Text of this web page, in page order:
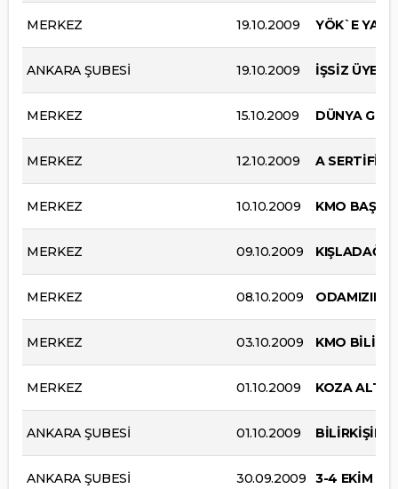
MERKEZ 19.10.2009 YÖK`E YAZI
ANKARA ŞUBESİ 19.10.2009 İŞSİZ
MERKEZ 15.10.2009 DÜNYA
MERKEZ 12.10.2009 A
MERKEZ 10.10.2009 KMO
MERKEZ 09.10.2009 KIŞLADAĞ
MERKEZ 08.10.2009 ODAMIZIN
MERKEZ 03.10.2009 KMO
MERKEZ 01.10.2009 KOZA ALTIN
ANKARA ŞUBESİ 01.10.2009
ANKARA ŞUBESİ 30.09.2009 3-4 EKİM